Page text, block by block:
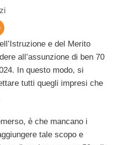
e del Merito
all’assunzione di ben 70
In questo modo, si
tutti quegli impresi che
è che mancano i
tale scopo e